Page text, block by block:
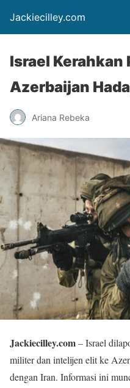
Jackiecilley.com
Israel Kerahkan
Azerbaijan
Ariana Rebeka
Jackiecilley.com– Israel
militer dan intelijen elit ke
dengan Iran. Informasi ini